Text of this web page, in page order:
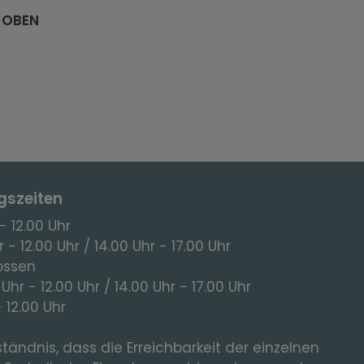
12.00 Uhr
- 12.00 Uhr / 14.00 Uhr - 17.00 Uhr
Uhr - 12.00 Uhr / 14.00 Uhr - 17.00 Uhr
12.00 Uhr
dass die Erreichbarkeit der einzelnen